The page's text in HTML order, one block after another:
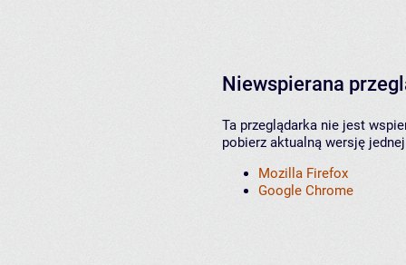
Niewspierana
Ta przeglądarka nie jest
pobierz aktualną wersję
Mozilla Firefox
Google Chrome